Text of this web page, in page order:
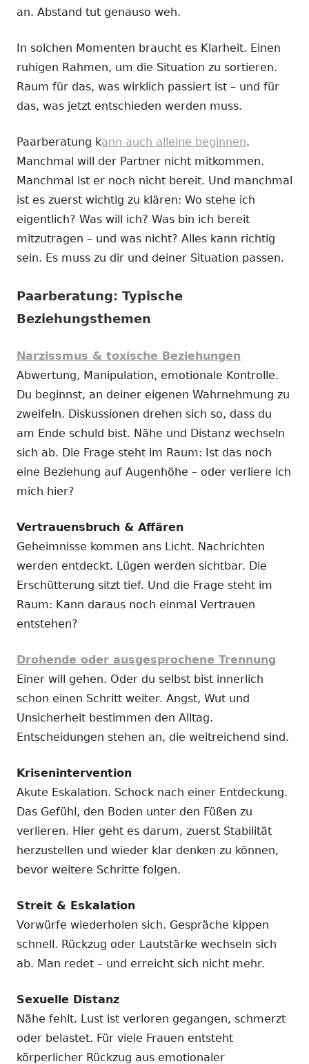
an. Abstand tut genauso weh.
In solchen Momenten braucht es Klarheit. Einen
ruhigen Rahmen, um die Situation zu sortieren.
Raum für das, was wirklich passiert ist – und für
das, was jetzt entschieden werden muss.
Paarberatung kann auch alleine beginnen.
Manchmal will der Partner nicht mitkommen.
Manchmal ist er noch nicht bereit. Und manchmal
ist es zuerst wichtig zu klären: Wo stehe ich
eigentlich? Was will ich? Was bin ich bereit
mitzutragen – und was nicht? Alles kann richtig
sein. Es muss zu dir und deiner Situation passen.
Paarberatung: Typische
Beziehungsthemen
Narzissmus & toxische Beziehungen
Abwertung, Manipulation, emotionale Kontrolle.
Du beginnst, an deiner eigenen Wahrnehmung zu
zweifeln. Diskussionen drehen sich so, dass du
am Ende schuld bist. Nähe und Distanz wechseln
sich ab. Die Frage steht im Raum: Ist das noch
eine Beziehung auf Augenhöhe – oder verliere ich
mich hier?
Vertrauensbruch & Affären
Geheimnisse kommen ans Licht. Nachrichten
werden entdeckt. Lügen werden sichtbar. Die
Erschütterung sitzt tief. Und die Frage steht im
Raum: Kann daraus noch einmal Vertrauen
entstehen?
Drohende oder ausgesprochene Trennung
Einer will gehen. Oder du selbst bist innerlich
schon einen Schritt weiter. Angst, Wut und
Unsicherheit bestimmen den Alltag.
Entscheidungen stehen an, die weitreichend sind.
Krisenintervention
Akute Eskalation. Schock nach einer Entdeckung.
Das Gefühl, den Boden unter den Füßen zu
verlieren. Hier geht es darum, zuerst Stabilität
herzustellen und wieder klar denken zu können,
bevor weitere Schritte folgen.
Streit & Eskalation
Vorwürfe wiederholen sich. Gespräche kippen
schnell. Rückzug oder Lautstärke wechseln sich
ab. Man redet – und erreicht sich nicht mehr.
Sexuelle Distanz
Nähe fehlt. Lust ist verloren gegangen, schmerzt
oder belastet. Für viele Frauen entsteht
körperlicher Rückzug aus emotionaler